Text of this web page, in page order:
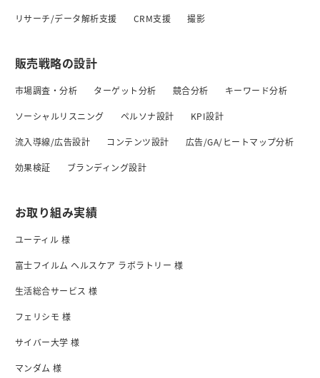
リサーチ/データ解析支援 CRM支援 撮影
販売戦略の設計
市場調査・分析 ターゲット分析 競合分析 キーワード分析
ソーシャルリスニング ペルソナ設計 KPI設計
流入導線/広告設計 コンテンツ設計 広告/GA/ヒートマップ分析
効果検証 ブランディング設計
お取り組み実績
ユーティル 様
富士フイルム ヘルスケア ラボラトリー 様
生活総合サービス 様
フェリシモ 様
サイバー大学 様
マンダム 様